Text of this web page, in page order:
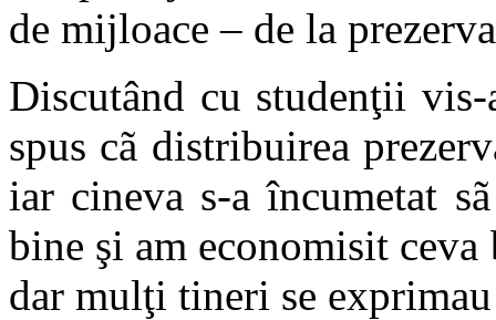
de mijloace – de la
Discutând cu studenţii
spus cã distribuirea
iar cineva s-a încumetat
bine şi am economisit
dar mulţi tineri se